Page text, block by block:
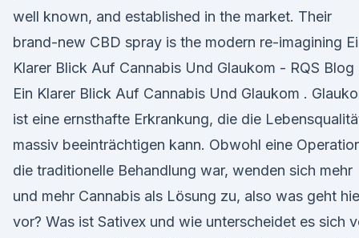
well known, and established in the market. Their
brand-new CBD spray is the modern re-imagining
Klarer Blick Auf Cannabis Und Glaukom - RQS Blog
Ein Klarer Blick Auf Cannabis Und Glaukom .
ist eine ernsthafte Erkrankung, die die
massiv beeinträchtigen kann. Obwohl eine
die traditionelle Behandlung war, wenden sich mehr
und mehr Cannabis als Lösung zu, also was geht
vor? Was ist Sativex und wie unterscheidet es sich